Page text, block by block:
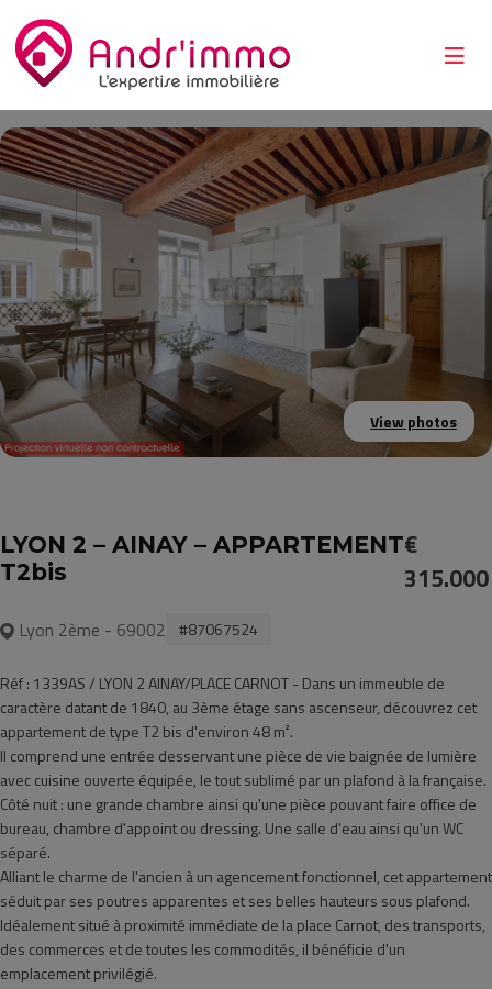
View photos
LYON 2 – AINAY – APPARTEMENT
T2bis
€
315.000
Lyon 2ème - 69002 #87067524
Réf : 1339AS / LYON 2 AINAY/PLACE CARNOT - Dans un immeuble de
caractère datant de 1840, au 3ème étage sans ascenseur, découvrez cet
appartement de type T2 bis d'environ 48 m².
Il comprend une entrée desservant une pièce de vie baignée de lumière
avec cuisine ouverte équipée, le tout sublimé par un plafond à la française.
Côté nuit : une grande chambre ainsi qu'une pièce pouvant faire office de
bureau, chambre d'appoint ou dressing. Une salle d'eau ainsi qu'un WC
séparé.
Alliant le charme de l'ancien à un agencement fonctionnel, cet appartement
séduit par ses poutres apparentes et ses belles hauteurs sous plafond.
Idéalement situé à proximité immédiate de la place Carnot, des transports,
des commerces et de toutes les commodités, il bénéficie d'un
emplacement privilégié.